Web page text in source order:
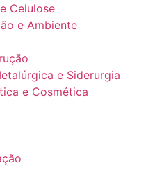
Celulose
e Ambiente
e Siderurgia
e Cosmética